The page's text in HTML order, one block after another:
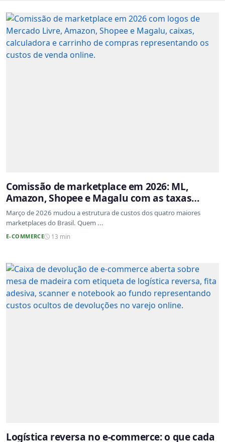
Comissão de marketplace em 2026: ML,
Amazon, Shopee e Magalu com as taxas
atualizadas
Março de 2026 mudou a estrutura de custos dos quatro maiores
marketplaces do Brasil. Quem ...
E-COMMERCE 13 min
Logística reversa no e-commerce: o que cada